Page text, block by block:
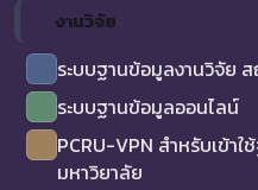
งานวิจัย
ระบบฐานข้อมูลงานวิจัย
ระบบฐานข้อมูลออนไลน์
PCRU-VPN สำหรับเข้า
มหาวิยาลัย